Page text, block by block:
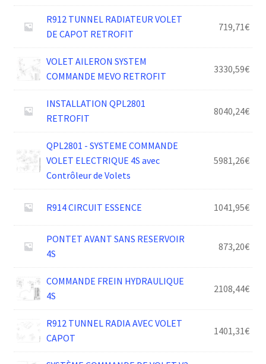
R912 TUNNEL RADIATEUR VOLET
DE CAPOT RETROFIT
719,71€
VOLET AILERON SYSTEM
COMMANDE MEVO RETROFIT
3330,59€
INSTALLATION QPL2801
RETROFIT
8040,24€
QPL2801 - SYSTEME COMMANDE
VOLET ELECTRIQUE 4S avec
Contrôleur de Volets
5981,26€
R914 CIRCUIT ESSENCE 1041,95€
PONTET AVANT SANS RESERVOIR
4S
873,20€
COMMANDE FREIN HYDRAULIQUE
4S
2108,44€
R912 TUNNEL RADIA AVEC VOLET
CAPOT
1401,31€